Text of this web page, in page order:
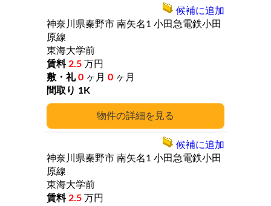
詳細
神奈川県秦野市 南矢名1 小田急電鉄小田
原線
東海大学前
2.5 万円
0 ヶ月 0 ヶ月
1K
候補に追加
神奈川県秦野市 南矢名1 小田急電鉄小田
原線
東海大学前
2.5 万円
候補に追加